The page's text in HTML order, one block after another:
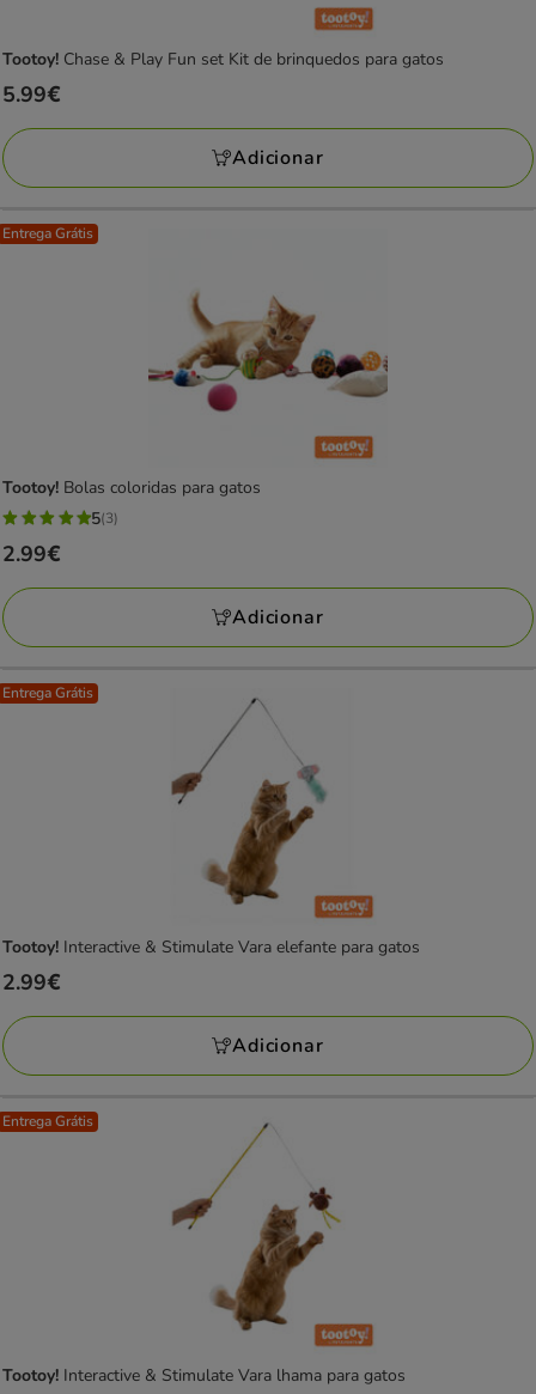
Tootoy! Chase & Play Fun set Kit de brinquedos para gatos
Preço
5.99€
5.99€
Adicionar
Entrega Grátis
Tootoy! Bolas coloridas para gatos
5
estrelas
com
3
avaliações
5(3)
Preço
2.99€
2.99€
Adicionar
Entrega Grátis
Tootoy! Interactive & Stimulate Vara elefante para gatos
Preço
2.99€
2.99€
Adicionar
Entrega Grátis
Tootoy! Interactive & Stimulate Vara lhama para gatos